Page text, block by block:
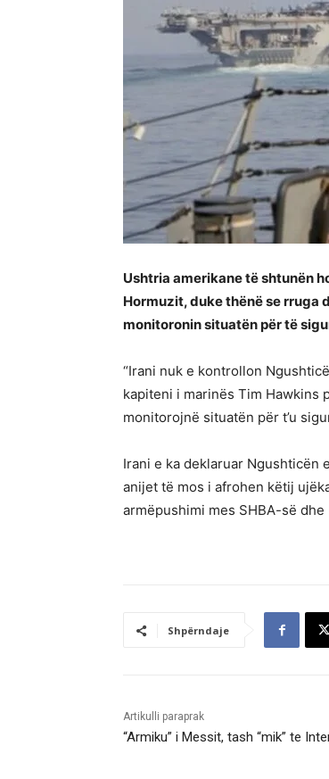
Ushtria amerikane të shtunën
Hormuzit, duke thënë se rruga
monitoronin situatën për të
“Irani nuk e kontrollon
kapiteni i marinës Tim Hawkins
monitorojnë situatën për t’u
Irani e ka deklaruar Ngushticën
anijet të mos i afrohen këtij
armëpushimi mes SHBA-së
Shpërndaje
Artikulli paraprak
“Armiku” i Messit, tash “mik” te